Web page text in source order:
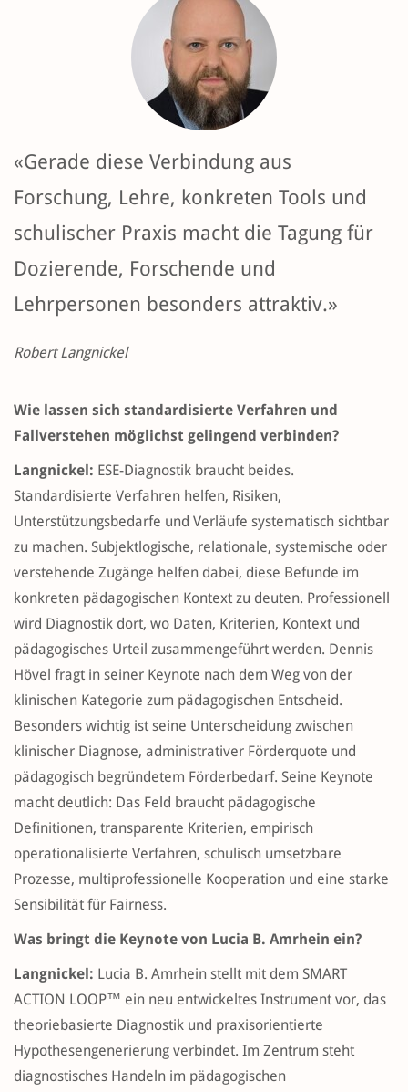
«Gerade diese Verbindung aus
Forschung, Lehre, konkreten Tools und
schulischer Praxis macht die Tagung für
Dozierende, Forschende und
Lehrpersonen besonders attraktiv.»
Robert Langnickel
Wie lassen sich standardisierte Verfahren und
Fallverstehen möglichst gelingend verbinden?
Langnickel: ESE-Diagnostik braucht beides.
Standardisierte Verfahren helfen, Risiken,
Unterstützungsbedarfe und Verläufe systematisch sichtbar
zu machen. Subjektlogische, relationale, systemische oder
verstehende Zugänge helfen dabei, diese Befunde im
konkreten pädagogischen Kontext zu deuten. Professionell
wird Diagnostik dort, wo Daten, Kriterien, Kontext und
pädagogisches Urteil zusammengeführt werden. Dennis
Hövel fragt in seiner Keynote nach dem Weg von der
klinischen Kategorie zum pädagogischen Entscheid.
Besonders wichtig ist seine Unterscheidung zwischen
klinischer Diagnose, administrativer Förderquote und
pädagogisch begründetem Förderbedarf. Seine Keynote
macht deutlich: Das Feld braucht pädagogische
Definitionen, transparente Kriterien, empirisch
operationalisierte Verfahren, schulisch umsetzbare
Prozesse, multiprofessionelle Kooperation und eine starke
Sensibilität für Fairness.
Was bringt die Keynote von Lucia B. Amrhein ein?
Langnickel: Lucia B. Amrhein stellt mit dem SMART
ACTION LOOP™ ein neu entwickeltes Instrument vor, das
theoriebasierte Diagnostik und praxisorientierte
Hypothesengenerierung verbindet. Im Zentrum steht
diagnostisches Handeln im pädagogischen